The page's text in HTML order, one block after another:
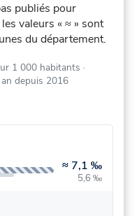
publiés pour
valeurs « ≈ » sont
du département.
1 000 habitants ·
depuis 2016
≈ 7,1 ‰
5,6 ‰